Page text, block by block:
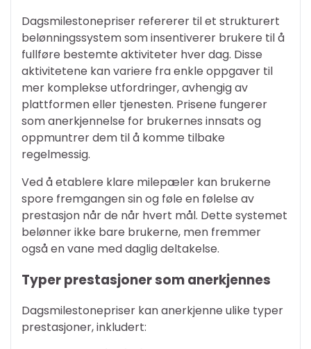
Dagsmilestonepriser refererer til et strukturert
belønningssystem som insentiverer brukere til å
fullføre bestemte aktiviteter hver dag. Disse
aktivitetene kan variere fra enkle oppgaver til
mer komplekse utfordringer, avhengig av
plattformen eller tjenesten. Prisene fungerer
som anerkjennelse for brukernes innsats og
oppmuntrer dem til å komme tilbake
regelmessig.
Ved å etablere klare milepæler kan brukerne
spore fremgangen sin og føle en følelse av
prestasjon når de når hvert mål. Dette systemet
belønner ikke bare brukerne, men fremmer
også en vane med daglig deltakelse.
Typer prestasjoner som anerkjennes
Dagsmilestonepriser kan anerkjenne ulike typer
prestasjoner, inkludert: